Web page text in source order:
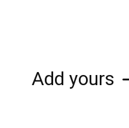
Add yours